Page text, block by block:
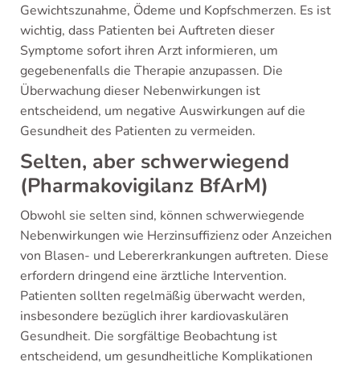
Gewichtszunahme, Ödeme und Kopfschmerzen. Es ist
wichtig, dass Patienten bei Auftreten dieser
Symptome sofort ihren Arzt informieren, um
gegebenenfalls die Therapie anzupassen. Die
Überwachung dieser Nebenwirkungen ist
entscheidend, um negative Auswirkungen auf die
Gesundheit des Patienten zu vermeiden.
Selten, aber schwerwiegend
(Pharmakovigilanz BfArM)
Obwohl sie selten sind, können schwerwiegende
Nebenwirkungen wie Herzinsuffizienz oder Anzeichen
von Blasen- und Lebererkrankungen auftreten. Diese
erfordern dringend eine ärztliche Intervention.
Patienten sollten regelmäßig überwacht werden,
insbesondere bezüglich ihrer kardiovaskulären
Gesundheit. Die sorgfältige Beobachtung ist
entscheidend, um gesundheitliche Komplikationen